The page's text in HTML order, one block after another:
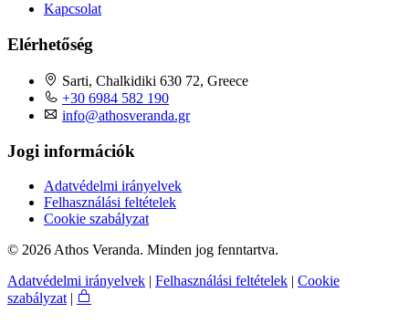
Kapcsolat
Elérhetőség
Sarti, Chalkidiki 630 72, Greece
+30 6984 582 190
info@athosveranda.gr
Jogi információk
Adatvédelmi irányelvek
Felhasználási feltételek
Cookie szabályzat
© 2026 Athos Veranda. Minden jog fenntartva.
Adatvédelmi irányelvek | Felhasználási feltételek | Cookie
szabályzat |